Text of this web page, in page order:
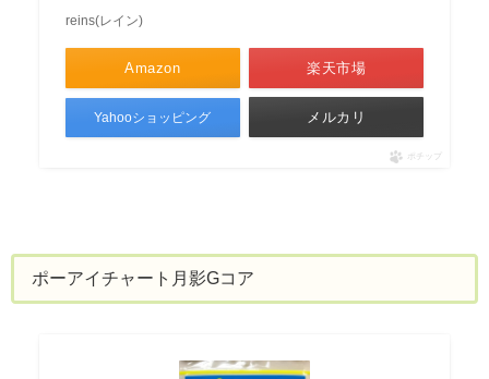
reins(レイン)
Amazon 楽天市場
Yahooショッピング メルカリ
ポチップ
ポーアイチャート月影Gコア